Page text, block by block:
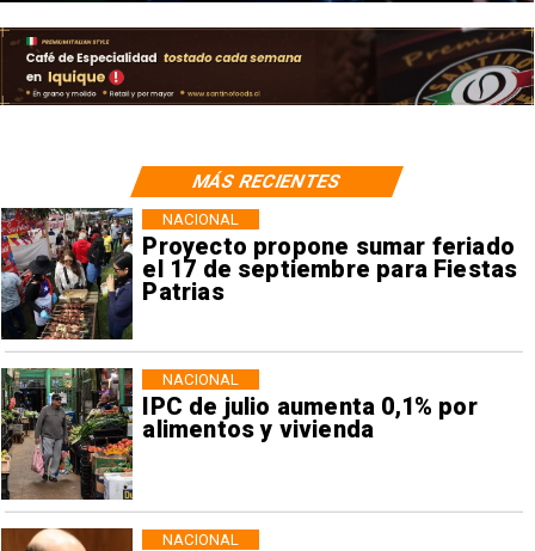
Proyecto propone sumar feriado
el 17 de septiembre para Fiestas
Patrias
NACIONAL
IPC de julio aumenta 0,1% por
alimentos y vivienda
NACIONAL
NACIONAL
MÁS RECIENTES